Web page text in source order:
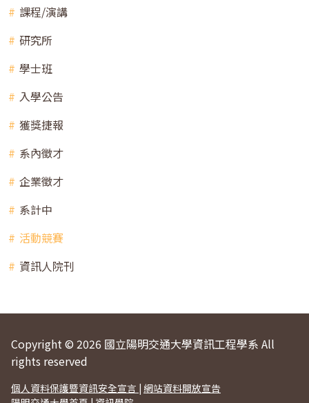
課程/演講
研究所
學士班
入學公告
獲獎捷報
系內徵才
企業徵才
系計中
活動競賽
資訊人院刊
Copyright © 2026 國立陽明交通大學資訊工程學系 All
rights reserved
個人資料保護暨資訊安全宣言 | 網站資料開放宣告